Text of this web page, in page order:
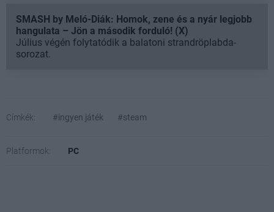
SMASH by Meló-Diák: Homok, zene és a nyár legjobb
hangulata – Jön a második forduló! (X)
Július végén folytatódik a balatoni strandröplabda-
sorozat.
Címkék: #ingyen játék #steam
Platformok: PC